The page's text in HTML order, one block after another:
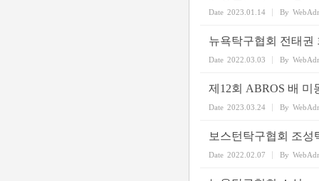
Date 2023.01.14 By
뉴욕탁구협회 전태권
Date 2022.03.03 By
제12회 ABROS 배
Date 2023.03.24 By
보스턴탁구협회 조성
Date 2022.02.07 By